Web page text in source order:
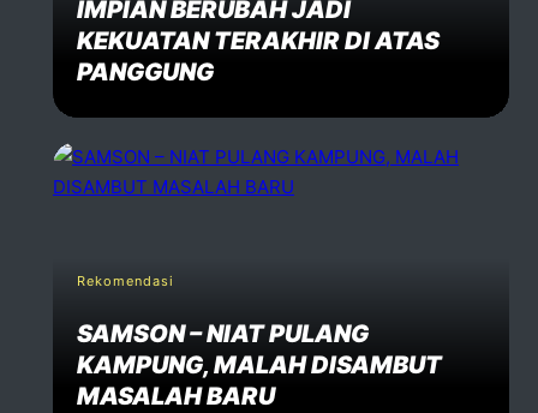
IMPIAN BERUBAH JADI
KEKUATAN TERAKHIR DI ATAS
PANGGUNG
Rekomendasi
SAMSON – NIAT PULANG
KAMPUNG, MALAH DISAMBUT
MASALAH BARU